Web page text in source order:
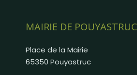
MAIRIE DE POUYASTRUC
Place de la Mairie
65350 Pouyastruc